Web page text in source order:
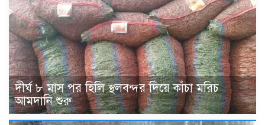
দীর্ঘ ৮ মাস পর হিলি স্থলবন্দর দিয়ে কাঁচা মরিচ
আমদানি শুরু